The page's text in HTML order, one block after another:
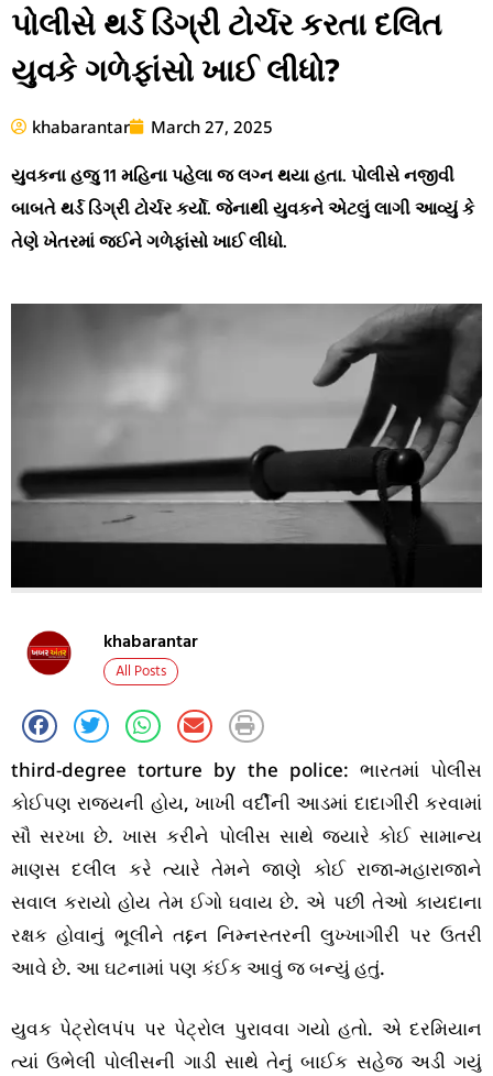
પોલીસે થર્ડ ડિગ્રી ટોર્ચર કરતા દલિત
યુવકે ગળેફાંસો ખાઈ લીધો?
khabarantar March 27, 2025
યુવકના હજુ 11 મહિના પહેલા જ લગ્ન થયા હતા. પોલીસે નજીવી
બાબતે થર્ડ ડિગ્રી ટોર્ચર કર્યો. જેનાથી યુવકને એટલું લાગી આવ્યું કે
તેણે ખેતરમાં જઈને ગળેફાંસો ખાઈ લીધો.
khabarantar
All Posts
third-degree torture by the police: ભારતમાં પોલીસ
કોઈપણ રાજ્યની હોય, ખાખી વર્દીની આડમાં દાદાગીરી કરવામાં
સૌ સરખા છે. ખાસ કરીને પોલીસ સાથે જ્યારે કોઈ સામાન્ય
માણસ દલીલ કરે ત્યારે તેમને જાણે કોઈ રાજા-મહારાજાને
સવાલ કરાયો હોય તેમ ઈગો ઘવાય છે. એ પછી તેઓ કાયદાના
રક્ષક હોવાનું ભૂલીને તદ્દન નિમ્નસ્તરની લુખ્ખાગીરી પર ઉતરી
આવે છે. આ ઘટનામાં પણ કંઈક આવું જ બન્યું હતું.
યુવક પેટ્રોલપંપ પર પેટ્રોલ પુરાવવા ગયો હતો. એ દરમિયાન
ત્યાં ઉભેલી પોલીસની ગાડી સાથે તેનું બાઈક સહેજ અડી ગયું